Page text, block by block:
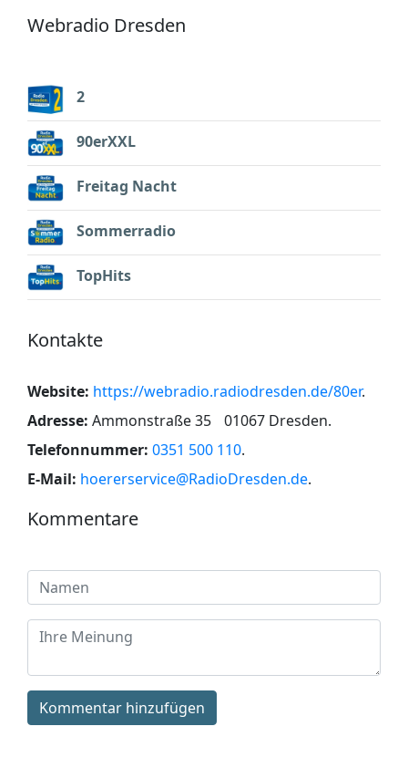
Webradio Dresden
2
90erXXL
Freitag Nacht
Sommerradio
TopHits
Kontakte
Website: https://webradio.radiodresden.de/80er.
Adresse: Ammonstraße 35 01067 Dresden.
Telefonnummer: 0351 500 110.
E-Mail: hoererservice@RadioDresden.de.
Kommentare
Kommentar hinzufügen